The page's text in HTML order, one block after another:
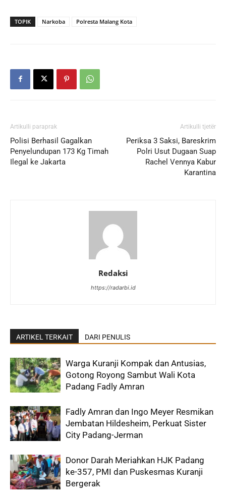
TOPIK Narkoba Polresta Malang Kota
Artikulli paraprak
Polisi Berhasil Gagalkan
Penyelundupan 173 Kg Timah
Ilegal ke Jakarta
Artikulli tjetër
Periksa 3 Saksi, Bareskrim
Polri Usut Dugaan Suap
Rachel Vennya Kabur
Karantina
Redaksi
https://radarbi.id
ARTIKEL TERKAIT DARI PENULIS
Warga Kuranji Kompak dan Antusias,
Gotong Royong Sambut Wali Kota
Padang Fadly Amran
Fadly Amran dan Ingo Meyer Resmikan
Jembatan Hildesheim, Perkuat Sister
City Padang-Jerman
Donor Darah Meriahkan HJK Padang
ke-357, PMI dan Puskesmas Kuranji
Bergerak